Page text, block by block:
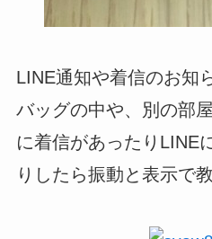
LINE通知や着信のお知
バッグの中や、別の部
に着信があったりLINE
りしたら振動と表示で